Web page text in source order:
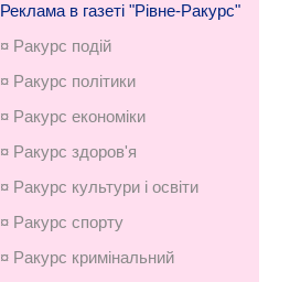
Реклама в газеті "Рівне-Ракурс"
¤ Ракурс подій
¤ Ракурс політики
¤ Ракурс економiки
¤ Ракурс здоров'я
¤ Ракурс культури і освіти
¤ Ракурс спорту
¤ Ракурс кримінальний